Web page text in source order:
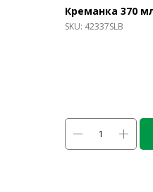
Креманка 370
SKU: 42337SLB